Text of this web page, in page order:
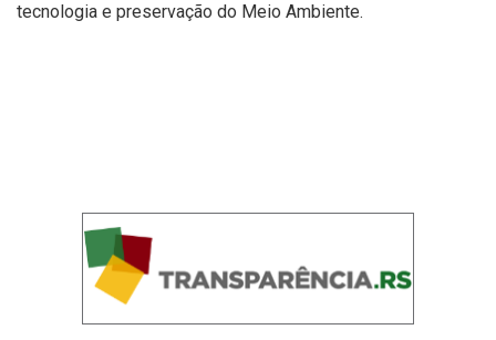
tecnologia e preservação do Meio Ambiente.